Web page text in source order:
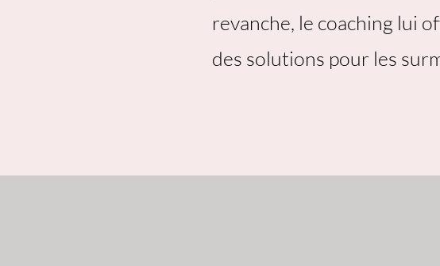
revanche, le coaching lui
des solutions pour les